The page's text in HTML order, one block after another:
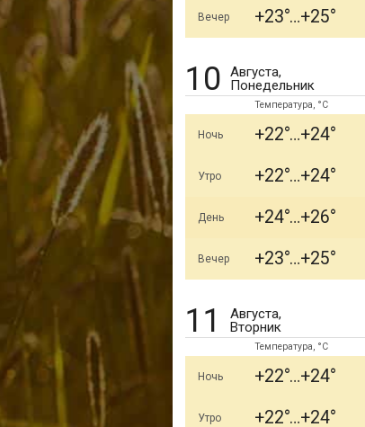
Вечер +23 +25
10
Августа,
Понедельник
Температура, °C
Ночь +22 +24
Утро +22 +24
День +24 +26
Вечер +23 +25
11
Августа,
Вторник
Температура, °C
Ночь +22 +24
Утро +22 +24